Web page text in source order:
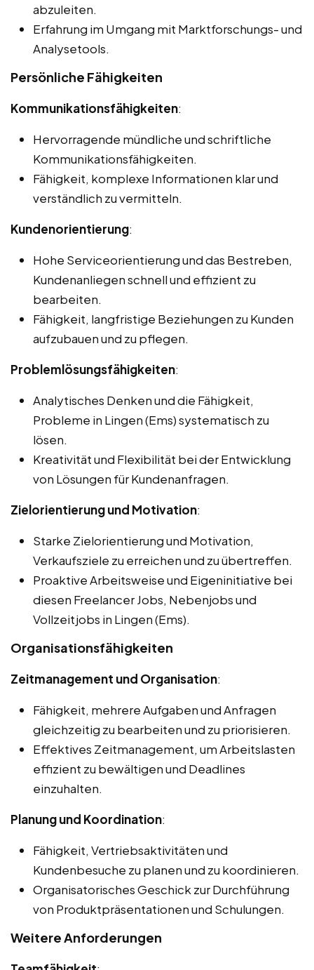
abzuleiten.
Erfahrung im Umgang mit Marktforschungs- und
Analysetools.
Persönliche Fähigkeiten
Kommunikationsfähigkeiten:
Hervorragende mündliche und schriftliche
Kommunikationsfähigkeiten.
Fähigkeit, komplexe Informationen klar und
verständlich zu vermitteln.
Kundenorientierung:
Hohe Serviceorientierung und das Bestreben,
Kundenanliegen schnell und effizient zu
bearbeiten.
Fähigkeit, langfristige Beziehungen zu Kunden
aufzubauen und zu pflegen.
Problemlösungsfähigkeiten:
Analytisches Denken und die Fähigkeit,
Probleme in Lingen (Ems) systematisch zu
lösen.
Kreativität und Flexibilität bei der Entwicklung
von Lösungen für Kundenanfragen.
Zielorientierung und Motivation:
Starke Zielorientierung und Motivation,
Verkaufsziele zu erreichen und zu übertreffen.
Proaktive Arbeitsweise und Eigeninitiative bei
diesen Freelancer Jobs, Nebenjobs und
Vollzeitjobs in Lingen (Ems).
Organisationsfähigkeiten
Zeitmanagement und Organisation:
Fähigkeit, mehrere Aufgaben und Anfragen
gleichzeitig zu bearbeiten und zu priorisieren.
Effektives Zeitmanagement, um Arbeitslasten
effizient zu bewältigen und Deadlines
einzuhalten.
Planung und Koordination:
Fähigkeit, Vertriebsaktivitäten und
Kundenbesuche zu planen und zu koordinieren.
Organisatorisches Geschick zur Durchführung
von Produktpräsentationen und Schulungen.
Weitere Anforderungen